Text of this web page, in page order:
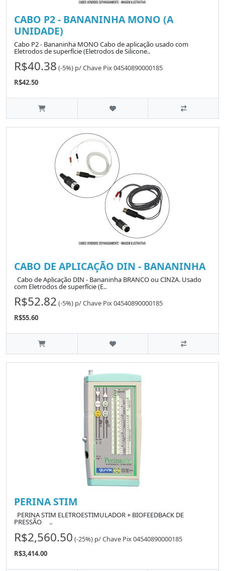
CABO P2 - BANANINHA MONO (A
UNIDADE)
Cabo P2 - Bananinha MONO Cabo de aplicação usado com
Eletrodos de superfície (Eletrodos de Silicone..
R$40.38 (-5%) p/Chave Pix 04540890000185
R$42.50
CABO DE APLICAÇÃO DIN - BANANINHA
Cabo de Aplicação DIN - Bananinha BRANCO ou CINZA. Usado
com Eletrodos de superfície (E..
R$52.82 (-5%) p/Chave Pix 04540890000185
R$55.60
PERINA STIM
PERINA STIM ELETROESTIMULADOR + BIOFEEDBACK DE
PRESSÃO ..
R$2,560.50 (-25%) p/Chave Pix 04540890000185
R$3,414.00